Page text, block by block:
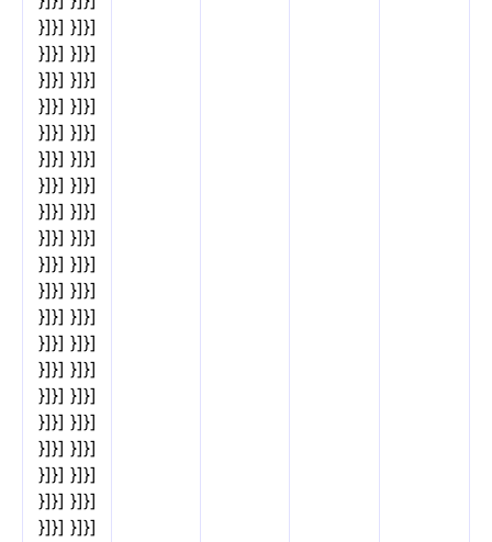
}]}] }]}]
}]}] }]}]
}]}] }]}]
}]}] }]}]
}]}] }]}]
}]}] }]}]
}]}] }]}]
}]}] }]}]
}]}] }]}]
}]}] }]}]
}]}] }]}]
}]}] }]}]
}]}] }]}]
}]}] }]}]
}]}] }]}]
}]}] }]}]
}]}] }]}]
}]}] }]}]
}]}] }]}]
}]}] }]}]